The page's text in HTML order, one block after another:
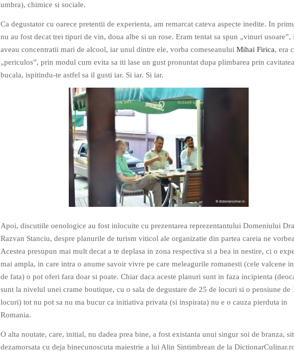
umbra), chimice si sociale.
Ca degustator cu oarece pretentii de experienta, am remarcat cateva aspecte inedite. In
nu au fost decat trei tipuri de vin, doua albe si un rose. Eram tentat sa spun „vinuri usoare”,
aveau concentratii mari de alcool, iar unul dintre ele, vorba comeseanului Mihai Firica, era
„periculos”, prin modul cum evita sa iti lase un gust pronuntat dupa plimbarea prin cavitatea
bucala, ispitindu-te astfel sa il gusti iar. Si iar. Si iar.
Apoi, discutiile oenologice au fost inlocuite cu prezentarea reprezentantului Domeniului
Razvan Stanciu, despre planurile de turism viticol ale organizatie din partea careia ne
Acestea presupun mai mult decat a te deplasa in zona respectiva si a bea in nestire, ci o
mai ampla, in care intra o anume savoir vivre pe care meleagurile romanesti (cele valcene
de fata) o pot oferi fara doar si poate. Chiar daca aceste planuri sunt in faza incipienta
sunt la nivelul unei crame boutique, cu o sala de degustare de 25 de locuri si o pensiune de
locuri) tot nu pot sa nu ma bucur ca initiativa privata (si inspirata) nu e o cauza pierduta in
Romania.
O alta noutate, care, initial, nu dadea prea bine, a fost existanta unui singur soi de branza,
dezamorsata cu deja binecunoscuta maiestrie a lui Alin Sintimbrean de la